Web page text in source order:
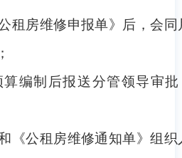
租房维修申报单》后，会
编制后报送分管领导审
《公租房维修通知单》组